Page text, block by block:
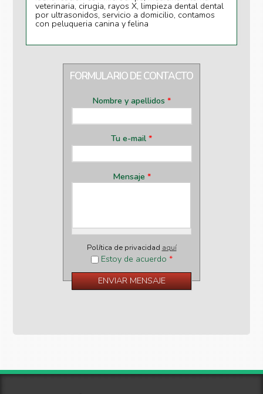
veterinaria, cirugia, rayos X, limpieza dental dental
por ultrasonidos, servicio a domicilio, contamos
con peluqueria canina y felina
FORMULARIO DE CONTACTO
Nombre y apellidos *
Tu e-mail *
Mensaje *
Política de privacidad aquí
Estoy de acuerdo *